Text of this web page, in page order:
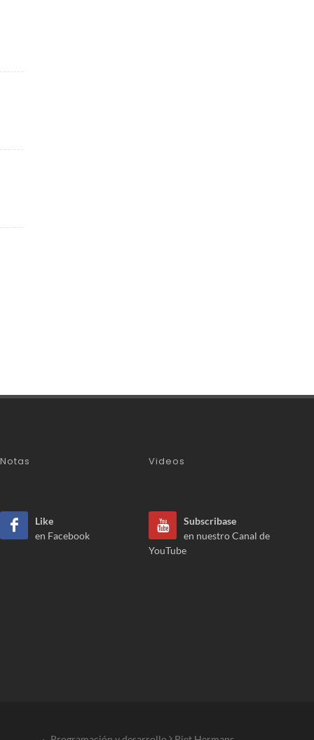
Notas Videos
Like
en Facebook
Subscribase
en nuestro Canal de
YouTube